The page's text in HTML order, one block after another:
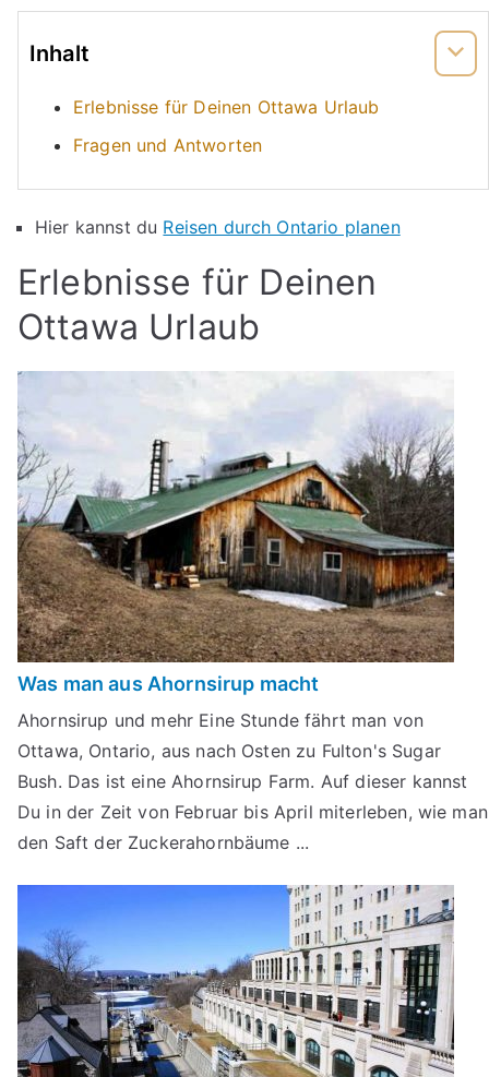
Inhalt
Erlebnisse für Deinen Ottawa Urlaub
Fragen und Antworten
Hier kannst du Reisen durch Ontario planen
Erlebnisse für Deinen
Ottawa Urlaub
Was man aus Ahornsirup macht
Ahornsirup und mehr Eine Stunde fährt man von
Ottawa, Ontario, aus nach Osten zu Fulton's Sugar
Bush. Das ist eine Ahornsirup Farm. Auf dieser kannst
Du in der Zeit von Februar bis April miterleben, wie man
den Saft der Zuckerahornbäume ...